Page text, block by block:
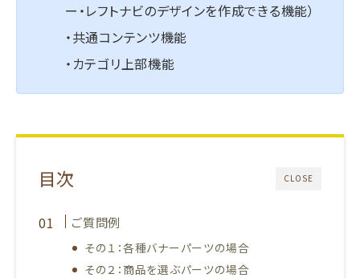
ー・レフトナビのデザインを作成できる機能）
・共通コンテンツ機能
・カテゴリ上部機能
CLOSE
目次
ご質問例
その１：各種バナーパーツの場合
その２：商品を選ぶパーツの場合